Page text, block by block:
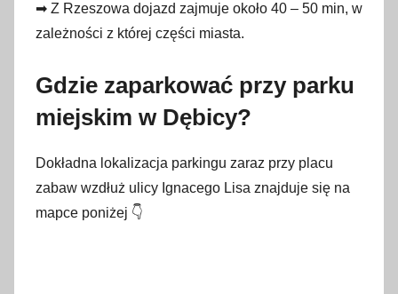
➡ Z Rzeszowa dojazd zajmuje około 40 – 50 min, w
zależności z której części miasta.
Gdzie zaparkować przy parku
miejskim w Dębicy?
Dokładna lokalizacja parkingu zaraz przy placu
zabaw wzdłuż ulicy Ignacego Lisa znajduje się na
mapce poniżej 👇️